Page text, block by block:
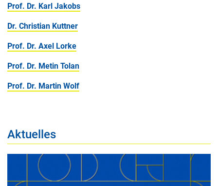
Prof. Dr. Karl Jakobs
Dr. Christian Kuttner
Prof. Dr. Axel Lorke
Prof. Dr. Metin Tolan
Prof. Dr. Martin Wolf
Aktuelles